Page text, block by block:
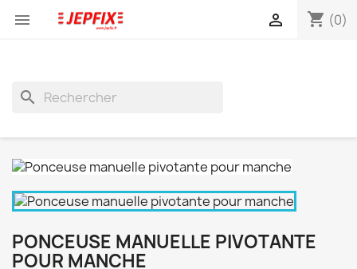
 shopping_cart (0)

search
PONCEUSE MANUELLE PIVOTANTE
POUR MANCHE